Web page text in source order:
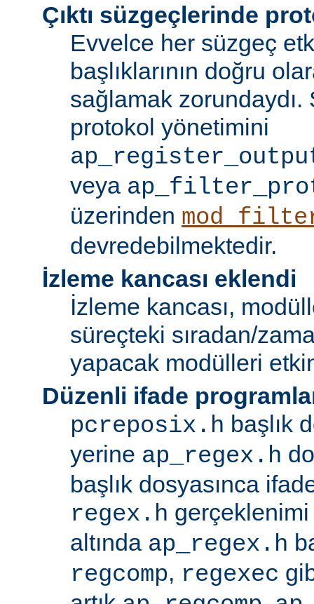
Çıktı süzgeçlerinde
Evvelce her süzgeç
başlıklarının doğru
sağlamak zorundaydı.
protokol yönetimini
veya
üzerinden
devredebilmektedir.
İzleme kancası eklendi
İzleme kancası,
süreçteki sıradan/
yapacak modülleri
Düzenli ifade
pcreposix.h başlık
yerine ap_regex.h
başlık dosyasınca
regex.h
altında ap_regex.h
regcomp, regexec